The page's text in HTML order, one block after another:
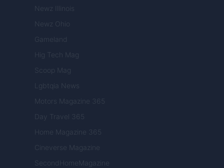
Newz Illinois
Newz Ohio
Gameland
Hig Tech Mag
Scoop Mag
Lgbtqia News
Motors Magazine 365
Day Travel 365
Home Magazine 365
Cineverse Magazine
SecondHomeMagazine